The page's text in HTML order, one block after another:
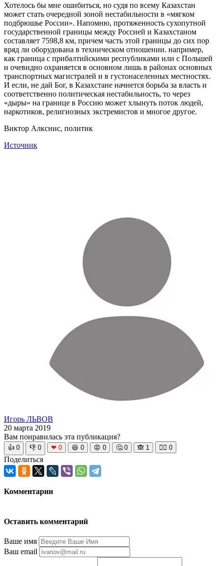
Хотелось бы мне ошибиться, но судя по всему Казахстан
может стать очередной зоной нестабильности в «мягком
подбрюшье России». Напомню, протяженность сухопутной
государственной границы между Россией и Казахстаном
составляет 7598,8 км, причем часть этой границы до сих пор
вряд ли оборудована в техническом отношении. например,
как граница с прибалтийскими республиками или с Польшей
и очевидно охраняется в основном лишь в районах основных
транспортных магистралей и в густонаселенных местностях.
И если, не дай Бог, в Казахстане начнется борьба за власть и
соответственно политическая нестабильность, то через
«дыры» на границе в Россию может хлынуть поток людей,
наркотиков, религиозных экстремистов и многое другое.
Виктор Алкснис, политик
Источник
Игорь ЛЬВОВ
20 марта 2019
Вам понравилась эта публикация?
👍 0 👎 0 ❤ 0 😆 0 😡 0 🤔 0 🙈 1 🧘‍♀️ 0
Поделиться
Комментарии
Оставить комментарий
Ваше имя
Ваш email